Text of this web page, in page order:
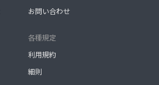
お問い合わせ
各種規定
利用規約
細則